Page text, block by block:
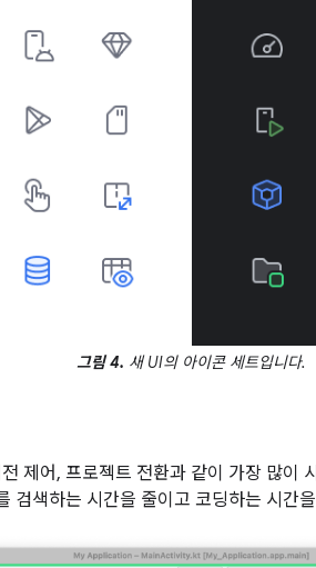
그림 4. 새 UI의 아이콘 세트입니다.
제어, 프로젝트 전환과 같이 가장 많이
검색하는 시간을 줄이고 코딩하는 시간